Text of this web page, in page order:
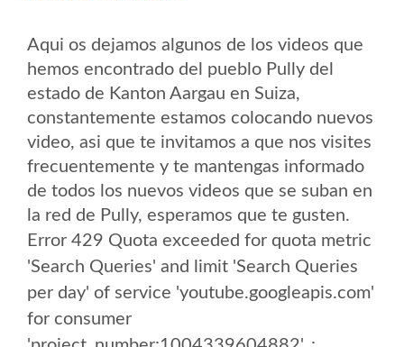
Aqui os dejamos algunos de los videos que
hemos encontrado del pueblo Pully del
estado de Kanton Aargau en Suiza,
constantemente estamos colocando nuevos
video, asi que te invitamos a que nos visites
frecuentemente y te mantengas informado
de todos los nuevos videos que se suban en
la red de Pully, esperamos que te gusten.
Error 429 Quota exceeded for quota metric
'Search Queries' and limit 'Search Queries
per day' of service 'youtube.googleapis.com'
for consumer